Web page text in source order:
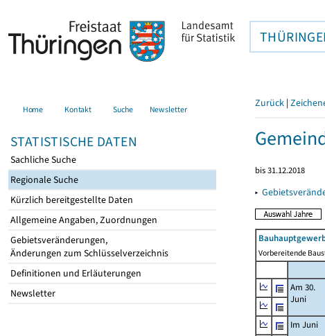
Home Kontakt Suche Newsletter
STATISTISCHE DATEN
Sachliche Suche
Regionale Suche
Kürzlich bereitgestellte Daten
Allgemeine Angaben, Zuordnungen
Gebietsveränderungen,
Änderungen zum Schlüsselverzeichnis
Definitionen und Erläuterungen
Newsletter
Zurück |
bis 31.12.2018
▸
Vorbereitende
Am 30.
Juni
Im Juni